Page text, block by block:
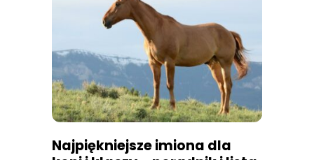
Najpiękniejsze imiona dla